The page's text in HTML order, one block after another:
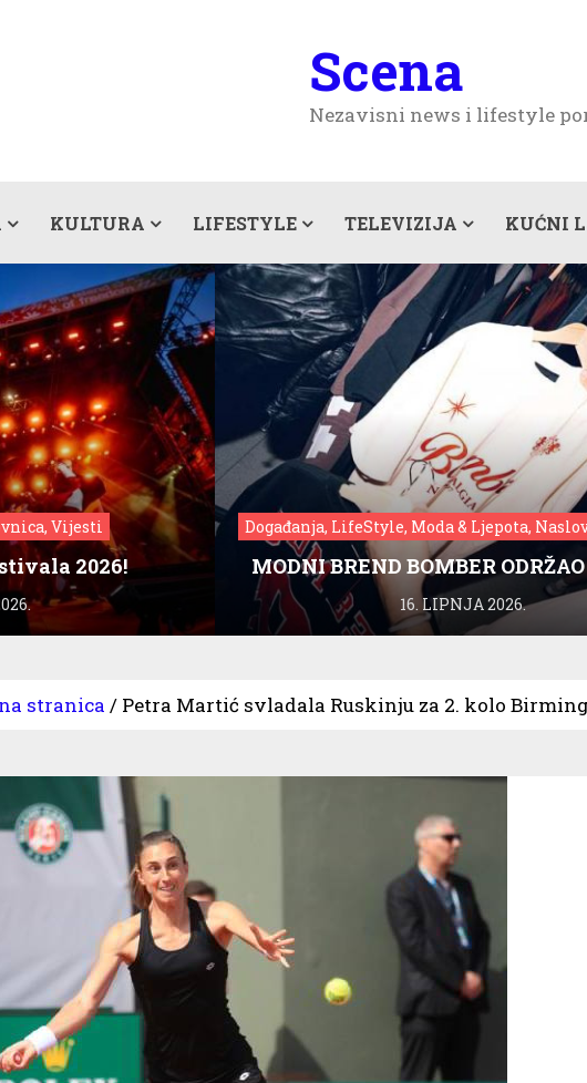
Scena
Nezavisni news i lifestyle
KULTURA LIFESTYLE TELEVIZIJA KUĆNI
Vijesti
2026!
Događanja, LifeStyle, Moda & Ljepota,
MODNI BREND BOMBER
16. LIPNJA 2026.
stranica / Petra Martić svladala Ruskinju za 2. kolo